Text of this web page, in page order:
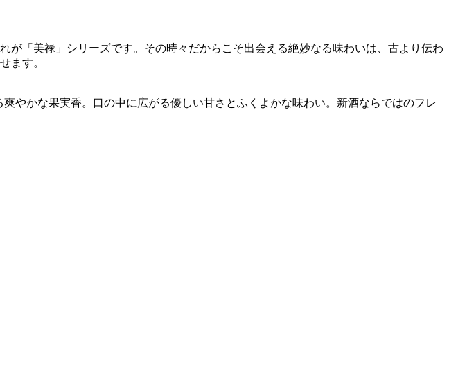
「美禄」シリーズです。その時々だからこそ出会える絶妙なる味わいは、古より伝わ
ます。
やかな果実香。口の中に広がる優しい甘さとふくよかな味わい。新酒ならではのフレ